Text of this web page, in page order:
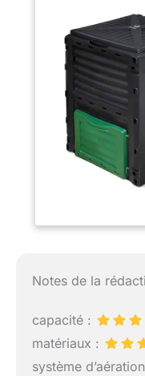
Notes de la
capacité :
matériaux :
système